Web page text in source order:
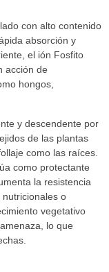
con alto contenido
absorción y
el ión Fosfito
acción de
hongos,
y descendente por
de las plantas
como las raíces.
como protectante
la resistencia
o
vegetativo
lo que